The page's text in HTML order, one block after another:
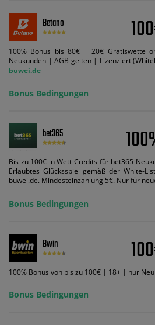
Betano
100% Bonus bis 80€ + 20€ Gratiswette
Neukunden | AGB gelten | Lizenziert
buwei.de
Bonus Bedingungen
bet365
Bis zu 100€ in Wett-Credits für bet365
Erlaubtes Glücksspiel gemäß der White-
buwei.de. Mindesteinzahlung 5€. Nur für
ein und wir geben Ihnen die entsprechende
Wett-Credits, wenn Sie qualifizierende
Wett-Credits aus. Es gelten die AGB,
Code VIPANGEBOT kann während der
ändert dies den Angebotsbetrag in keinster
Bonus Bedingungen
Bwin
100% Bonus von bis zu 100€ | 18+ | nur
Bonus Bedingungen